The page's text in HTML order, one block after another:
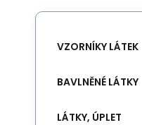
VZORNÍKY LÁTEK
BAVLNĚNÉ LÁTKY
LÁTKY, ÚPLET